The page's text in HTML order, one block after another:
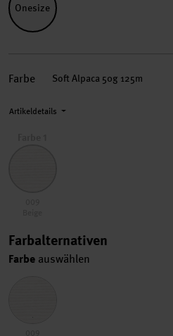
Onesize
Farbe Soft Alpaca 50g 125m
Artikeldetails
Farbalternativen
Farbe auswählen